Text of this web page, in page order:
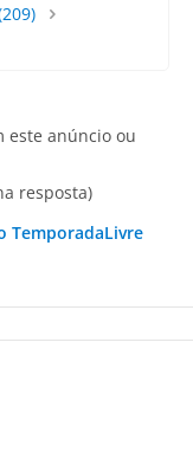
este anúncio ou
resposta)
TemporadaLivre